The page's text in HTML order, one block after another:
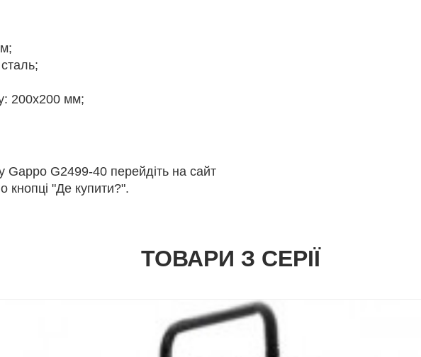
200х200 мм;
G2499-40 перейдіть на сайт
кнопці "Де купити?".
ТОВАРИ З СЕРІЇ